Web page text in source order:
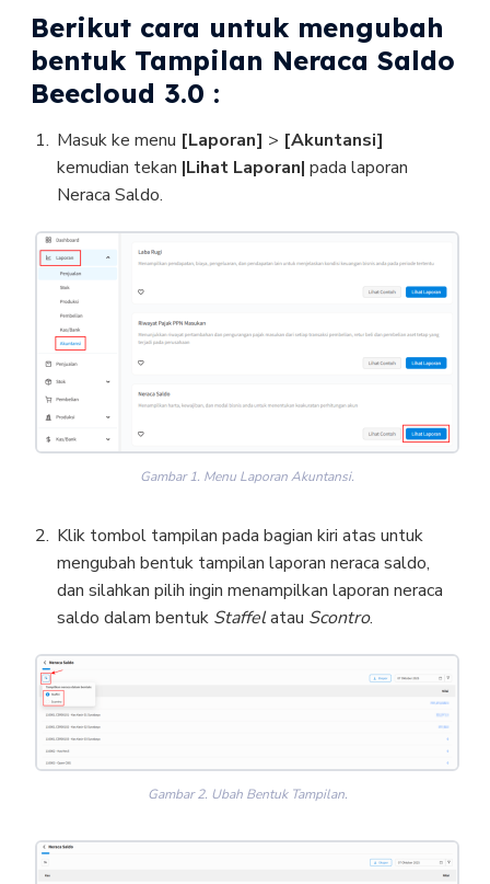
Berikut cara untuk mengubah
bentuk Tampilan Neraca Saldo
Beecloud 3.0 :
Masuk ke menu [Laporan] > [Akuntansi]
kemudian tekan |Lihat Laporan| pada laporan
Neraca Saldo.
Gambar 1. Menu Laporan Akuntansi.
Klik tombol tampilan pada bagian kiri atas untuk
mengubah bentuk tampilan laporan neraca saldo,
dan silahkan pilih ingin menampilkan laporan neraca
saldo dalam bentuk Staffelatau Scontro.
Gambar 2. Ubah Bentuk Tampilan.